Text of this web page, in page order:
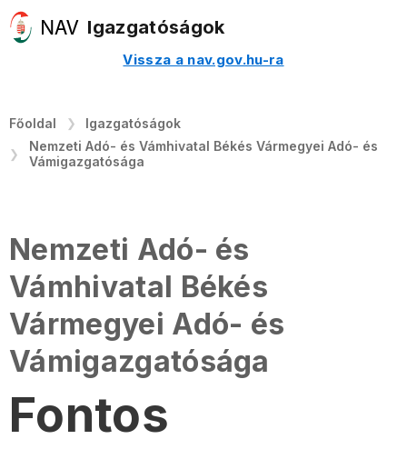
Igazgatóságok
Vissza a nav.gov.hu-ra
Főoldal
Igazgatóságok
Nemzeti Adó- és Vámhivatal Békés Vármegyei Adó- és
Vámigazgatósága
Nemzeti Adó- és
Vámhivatal Békés
Vármegyei Adó- és
Vámigazgatósága
Fontos